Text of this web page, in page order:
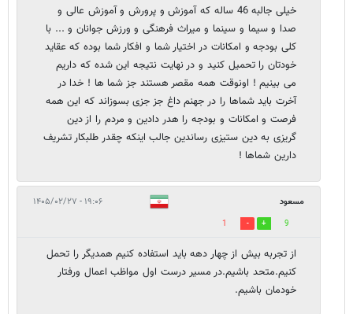
خیلی جالبه 46 ساله که آموزش و پرورش و آموزش عالی و
صدا و سیما و سینما و میراث فرهنگی و ورزش جوانان و ... با
کلی بودجه و امکانات در اختیار شما و افکار شما بوده که عقاید
خودتان را تحمیل کنید و در نهایت نتیجه این شده که داریم
می بینیم ! اونوقت همه مقصر هستند جز شما ها ! خدا در
آخرت باید شماها را در جهنم داغ جز جزی بسوزاند که این همه
فرصت و امکانات و بودجه را هدر دادین و مردم را از دین
گریزی به دین ستیزی رساندین جالب اینکه چقدر طلبکار تشریف
دارین شماها !
مسعود ۱۹:۰۶ - ۱۴۰۵/۰۲/۲۷
9
1
از تجربه بیش از چهار دهه باید استفاده کنیم همدیگر را تحمل
کنیم.متحد باشیم.در مسیر درست اول مواظب اعمال ورفتار
خودمان باشیم.